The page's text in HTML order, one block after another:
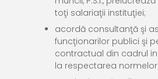
toţi salariaţii instituţiei;
acordă consultanţă şi
funcţionarilor publici şi
contractual din cadrul
la respectarea